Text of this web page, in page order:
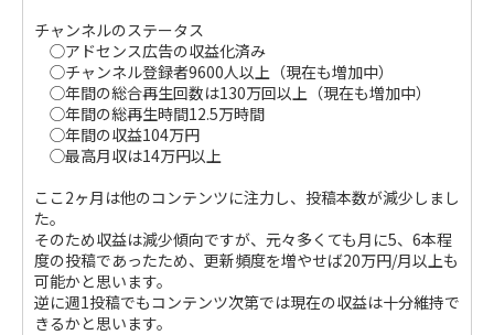
チャンネルのステータス
◯アドセンス広告の収益化済み
◯チャンネル登録者9600人以上（現在も増加中）
◯年間の総合再生回数は130万回以上（現在も増加中）
◯年間の総再生時間12.5万時間
◯年間の収益104万円
◯最高月収は14万円以上
ここ2ヶ月は他のコンテンツに注力し、投稿本数が減少しまし
た。
そのため収益は減少傾向ですが、元々多くても月に5、6本程
度の投稿であったため、更新頻度を増やせば20万円/月以上も
可能かと思います。
逆に週1投稿でもコンテンツ次第では現在の収益は十分維持で
きるかと思います。